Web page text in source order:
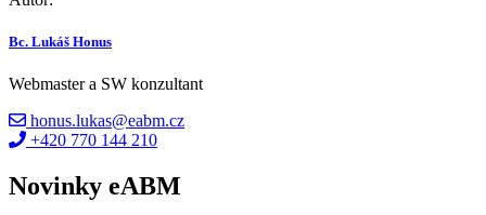
Bc. Lukáš Honus
Webmaster a SW konzultant
honus.lukas@eabm.cz
+420 770 144 210
Novinky eABM